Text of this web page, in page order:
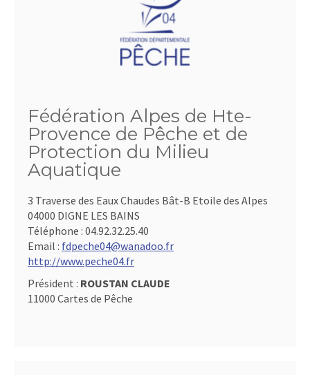
Fédération Alpes de Hte-
Provence de Pêche et de
Protection du Milieu
Aquatique
3 Traverse des Eaux Chaudes Bât-B Etoile des Alpes
04000 DIGNE LES BAINS
Téléphone : 04.92.32.25.40
Email : fdpeche04@wanadoo.fr
http://www.peche04.fr
Président : ROUSTAN CLAUDE
11000 Cartes de Pêche